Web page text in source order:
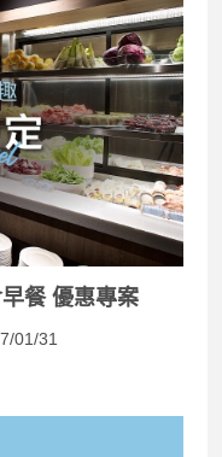
餐 優惠專案
01/31